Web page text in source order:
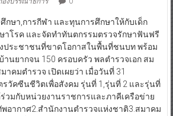
กษา,การกีฬา และทุนการศึกษาให้กับเด็ก
าโรค และจัดทำทันตกรรมตรวจรักษาฟันฟรี
ประชาชนที่ขาดโอกาสในพื้นที่ชนบท พร้อม
นยากจน 150 ครอบครัว พลตำรวจเอก สม
าคมตำรวจ เปิดเผยว่า เมื่อวันที่ 31
รวัคซีนชีวิตเพื่อสังคม รุ่นที่ 1,รุ่นที่ 2 และรุ่นที่
วมกับหน่วยงานราชการและภาคีเครือข่าย
อากาศ2.สำนักงานตำรวจแห่งชาติ3.สมาคม